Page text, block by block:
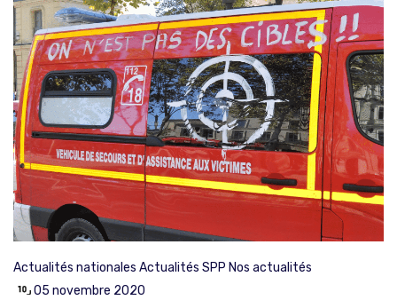
L’ARTICLE
Actualités nationales Actualités SPP Nos actualités
05 novembre 2020